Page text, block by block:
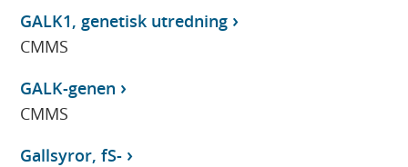
GALK1, genetisk utredning
CMMS
GALK-genen
CMMS
Gallsyror, fS-